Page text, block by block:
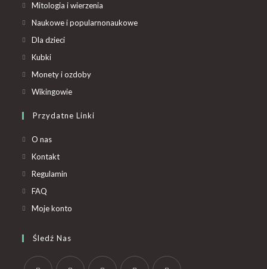
Mitologia i wierzenia
Naukowe i popularnonaukowe
Dla dzieci
Kubki
Monety i ozdoby
Wikingowie
Przydatne Linki
O nas
Kontakt
Regulamin
FAQ
Moje konto
Śledź Nas